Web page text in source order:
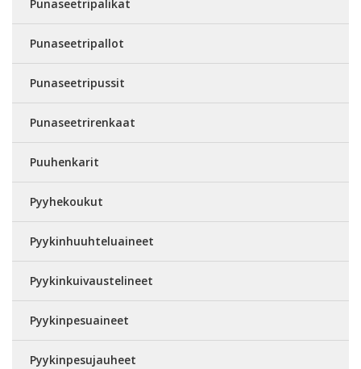
Punaseetripalikat
Punaseetripallot
Punaseetripussit
Punaseetrirenkaat
Puuhenkarit
Pyyhekoukut
Pyykinhuuhteluaineet
Pyykinkuivaustelineet
Pyykinpesuaineet
Pyykinpesujauheet